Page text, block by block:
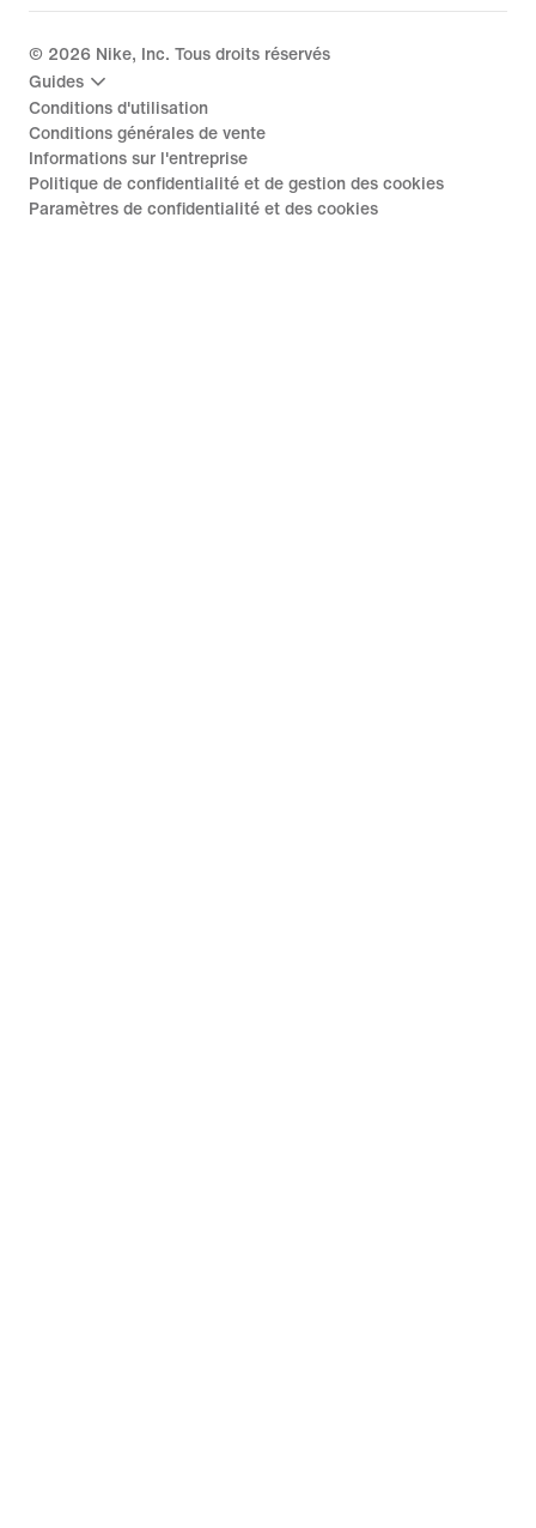
© 2026 Nike, Inc. Tous droits réservés
Guides
Conditions d'utilisation
Conditions générales de vente
Informations sur l'entreprise
Politique de confidentialité et de gestion des cookies
Paramètres de confidentialité et des cookies